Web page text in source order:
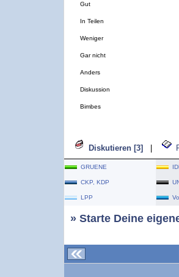
Gut
In Teilen
Weniger
Gar nicht
Anders
Diskussion
Bimbes
Diskutieren [3]
GRUENE IDL
CKP, KDP
LPP
» Starte Deine